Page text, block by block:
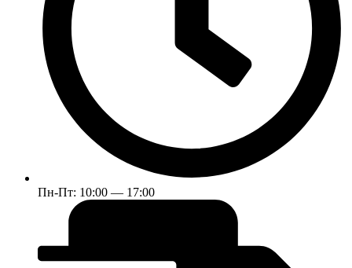
Пн-Пт: 10:00 — 17:00